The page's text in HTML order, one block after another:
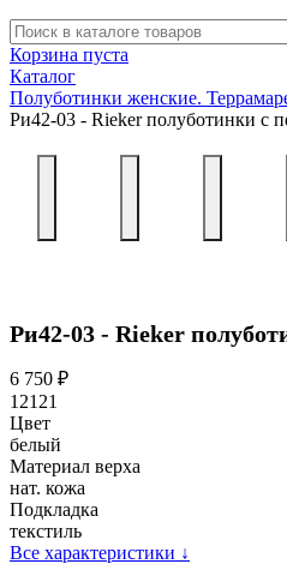
Корзина пуста
Каталог
Полуботинки женские.
Ри42-03 - Rieker полуботинки с
Ри42-03 - Rieker
6 750 ₽
12121
Цвет
белый
Материал верха
нат. кожа
Подкладка
текстиль
Все характеристики ↓